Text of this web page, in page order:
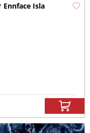
Ennface Isla